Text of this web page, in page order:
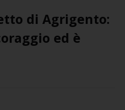
di Agrigento:
ed è